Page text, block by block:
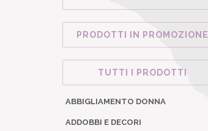
PRODOTTI IN PROMOZIONE
TUTTI I PRODOTTI
ABBIGLIAMENTO DONNA
ADDOBBI E DECORI